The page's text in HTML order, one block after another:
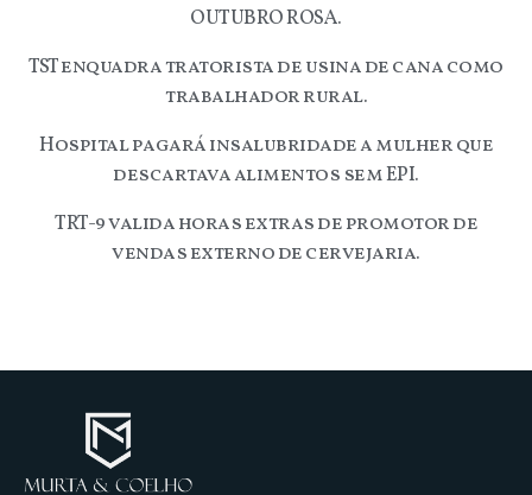
OUTUBRO ROSA.
TST enquadra tratorista de usina de cana como
trabalhador rural.
Hospital pagará insalubridade a mulher que
descartava alimentos sem EPI.
TRT-9 valida horas extras de promotor de
vendas externo de cervejaria.